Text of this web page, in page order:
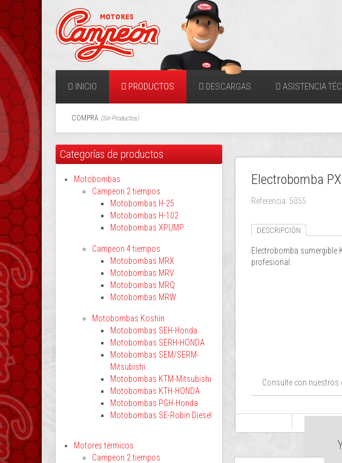
INICIO PRODUCTOS DESCARGAS ASISTENCIA
COMPRA (Sin Productos)
Electrobomba
Referencia: 5055
DESCRIPCIÓN
Electrobomba sumergible
profesional.
Consulte con nuestros
Categorías de productos
Motobombas
Campeon 2 tiempos
Motobombas H-25
Motobombas H-102
Motobombas XPUMP
Campeon 4 tiempos
Motobombas MRX
Motobombas MRV
Motobombas MRQ
Motobombas MRW
Motobombas Koshin
Motobombas SEH-Honda
Motobombas SERH-HONDA
Motobombas SEM/SERM-
Mitsubishi
Motobombas KTM-Mitsubishi
Motobombas KTH-HONDA
Motobombas PGH-Honda
Motobombas SE-Robin Diesel
Motores térmicos
Campeon 2 tiempos